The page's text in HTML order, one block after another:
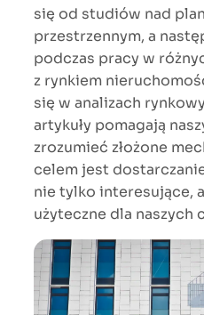
się od studiów nad
przestrzennym, a
podczas pracy w
z rynkiem
się w analizach
artykuły pomagają
zrozumieć złożone
celem jest
nie tylko interesujące,
użyteczne dla naszych